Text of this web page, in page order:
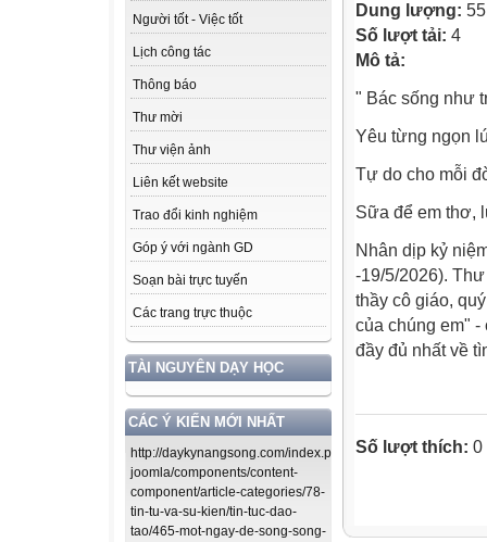
Người tốt - Việc tốt
Lịch công tác
Thông báo
Thư mời
Thư viện ảnh
Liên kết website
Trao đổi kinh nghiệm
Góp ý với ngành GD
Soạn bài trực tuyến
Các trang trực thuộc
TÀI NGUYÊN DẠY HỌC
CÁC Ý KIẾN MỚI NHẤT
http://daykynangsong.com/index.php/using-
joomla/components/content-
component/article-categories/78-
tin-tu-va-su-kien/tin-tuc-dao-
tao/465-mot-ngay-de-song-song-
Dung lượng:
Số lượt tải: 4
Mô tả:
" Bác sống như
Yêu từng ngọn
Tự do cho mỗi
Sữa để em thơ,
Nhân dịp kỷ
-19/5/2026).
thầy cô giáo,
của chúng em" -
đầy đủ nhất về
Số lượt thích: 0